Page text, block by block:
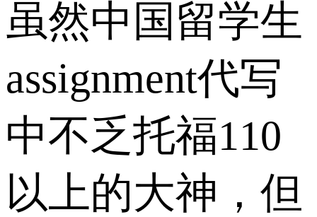
虽然中国留学生
assignment代写
中不乏托福110
以上的大神，但